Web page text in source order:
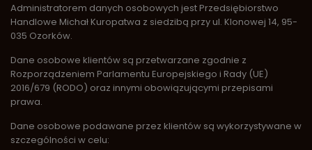
Administratorem danych osobowych jest Przedsiębiorstwo
Handlowe Michał Kuropatwa z siedzibą przy ul. Klonowej 14, 95-
035 Ozorków.
Dane osobowe klientów są przetwarzane zgodnie z
Rozporządzeniem Parlamentu Europejskiego i Rady (UE)
2016/679 (RODO) oraz innymi obowiązującymi przepisami
prawa.
Dane osobowe podawane przez klientów są wykorzystywane w
szczególności w celu: